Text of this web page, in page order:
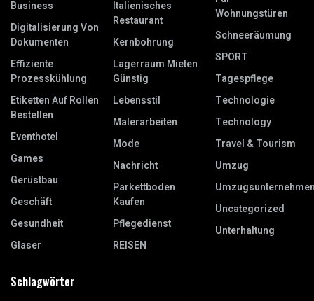
Business
Digitalisierung Von
Dokumenten
Effiziente
Prozesskühlung
Etiketten Auf Rollen
Bestellen
Eventhotel
Games
Gerüstbau
Geschäft
Gesundheit
Glaser
Italienisches
Restaurant
Kernbohrung
Lagerraum Mieten
Günstig
Lebensstil
Malerarbeiten
Mode
Nachricht
Parkettboden
Kaufen
Pflegedienst
REISEN
Wohnungstüren
Schneeräumung
SPORT
Tagespflege
Technologie
Technology
Travel & Tourism
Umzug
Uncategorized
Unterhaltung
Schlagwörter